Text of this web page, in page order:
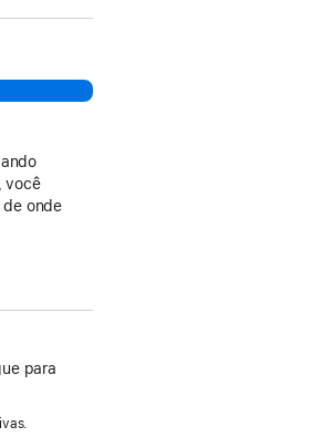
você
de onde
para